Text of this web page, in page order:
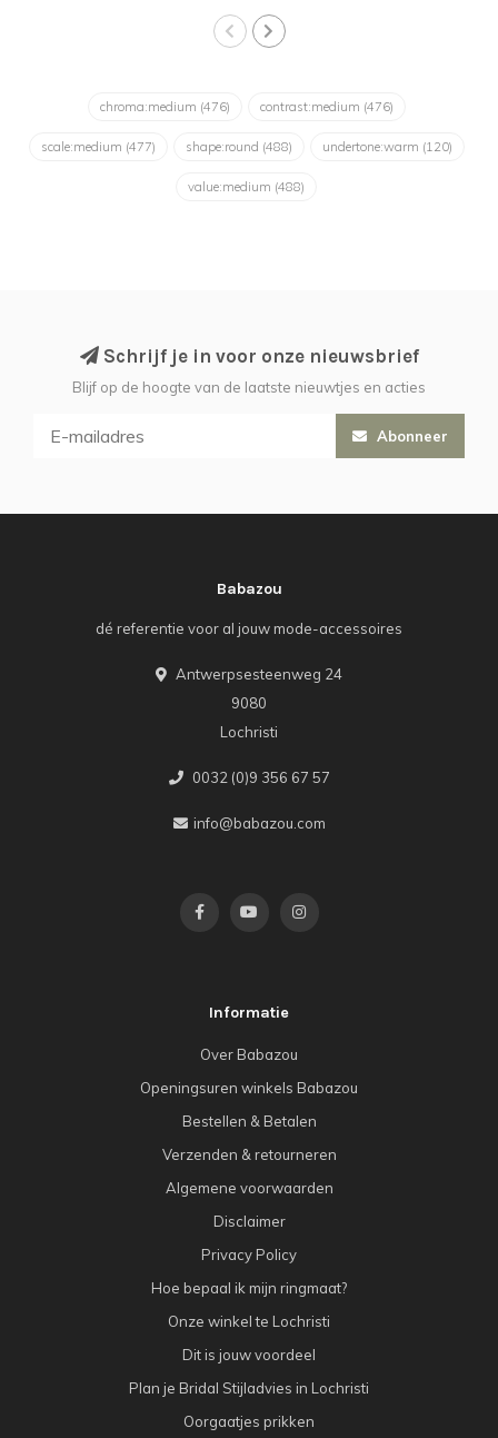
chroma:medium (476) contrast:medium (476)
scale:medium (477) shape:round (488) undertone:warm (120)
value:medium (488)
Schrijf je in voor onze nieuwsbrief
Blijf op de hoogte van de laatste nieuwtjes en acties
Abonneer
Babazou
dé referentie voor al jouw mode-accessoires
Antwerpsesteenweg 24
9080
Lochristi
0032 (0)9 356 67 57
info@babazou.com
Informatie
Over Babazou
Openingsuren winkels Babazou
Bestellen & Betalen
Verzenden & retourneren
Algemene voorwaarden
Disclaimer
Privacy Policy
Hoe bepaal ik mijn ringmaat?
Onze winkel te Lochristi
Dit is jouw voordeel
Plan je Bridal Stijladvies in Lochristi
Oorgaatjes prikken